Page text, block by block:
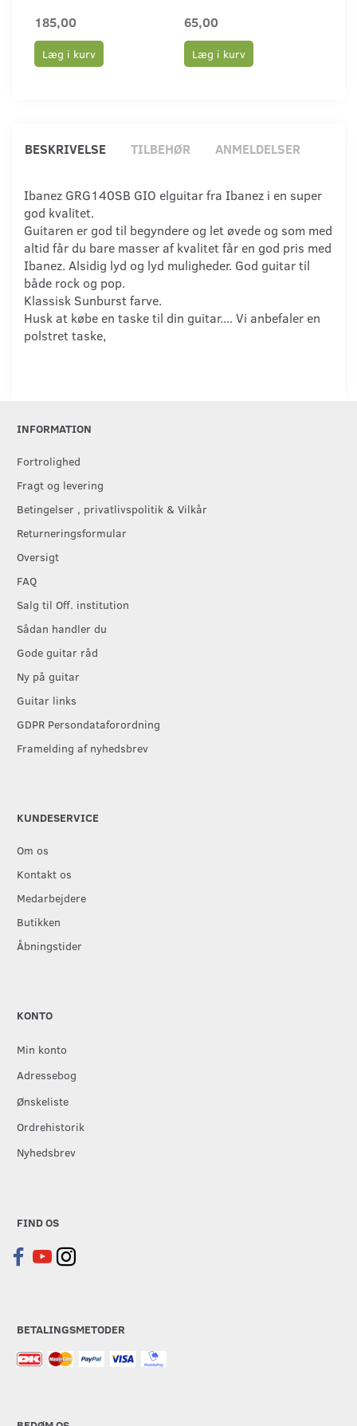
185,00
Læg i kurv
65,00
Læg i kurv
BESKRIVELSE TILBEHØR ANMELDELSER
Ibanez GRG140SB GIO elguitar fra Ibanez i en super
god kvalitet.
Guitaren er god til begyndere og let øvede og som med
altid får du bare masser af kvalitet får en god pris med
Ibanez. Alsidig lyd og lyd muligheder. God guitar til
både rock og pop.
Klassisk Sunburst farve.
Husk at købe en taske til din guitar.... Vi anbefaler en
polstret taske,
INFORMATION
Fortrolighed
Fragt og levering
Betingelser , privatlivspolitik & Vilkår
Returneringsformular
Oversigt
FAQ
Salg til Off. institution
Sådan handler du
Gode guitar råd
Ny på guitar
Guitar links
GDPR Persondataforordning
Framelding af nyhedsbrev
KUNDESERVICE
Om os
Kontakt os
Medarbejdere
Butikken
Åbningstider
KONTO
Min konto
Adressebog
Ønskeliste
Ordrehistorik
Nyhedsbrev
FIND OS
BETALINGSMETODER